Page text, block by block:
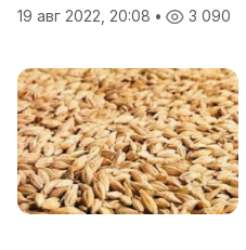
19 авг 2022, 20:08 • 3 090